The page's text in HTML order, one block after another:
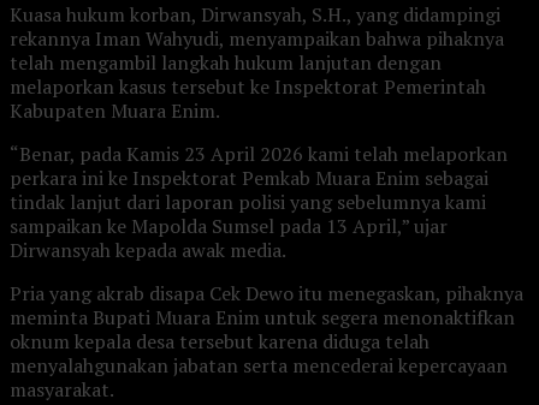
Kuasa hukum korban, Dirwansyah, S.H., yang didampingi
rekannya Iman Wahyudi, menyampaikan bahwa pihaknya
telah mengambil langkah hukum lanjutan dengan
melaporkan kasus tersebut ke Inspektorat Pemerintah
Kabupaten Muara Enim.
“Benar, pada Kamis 23 April 2026 kami telah melaporkan
perkara ini ke Inspektorat Pemkab Muara Enim sebagai
tindak lanjut dari laporan polisi yang sebelumnya kami
sampaikan ke Mapolda Sumsel pada 13 April,” ujar
Dirwansyah kepada awak media.
Pria yang akrab disapa Cek Dewo itu menegaskan, pihaknya
meminta Bupati Muara Enim untuk segera menonaktifkan
oknum kepala desa tersebut karena diduga telah
menyalahgunakan jabatan serta mencederai kepercayaan
masyarakat.